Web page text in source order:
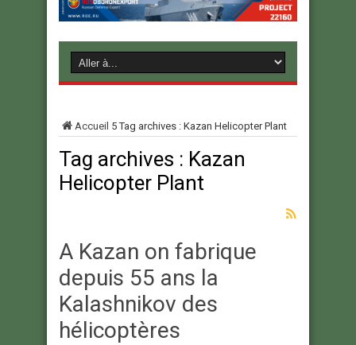
Accueil 5Tag archives : Kazan Helicopter Plant
Tag archives : Kazan
Helicopter Plant
A Kazan on fabrique
depuis 55 ans la
Kalashnikov des
hélicoptères